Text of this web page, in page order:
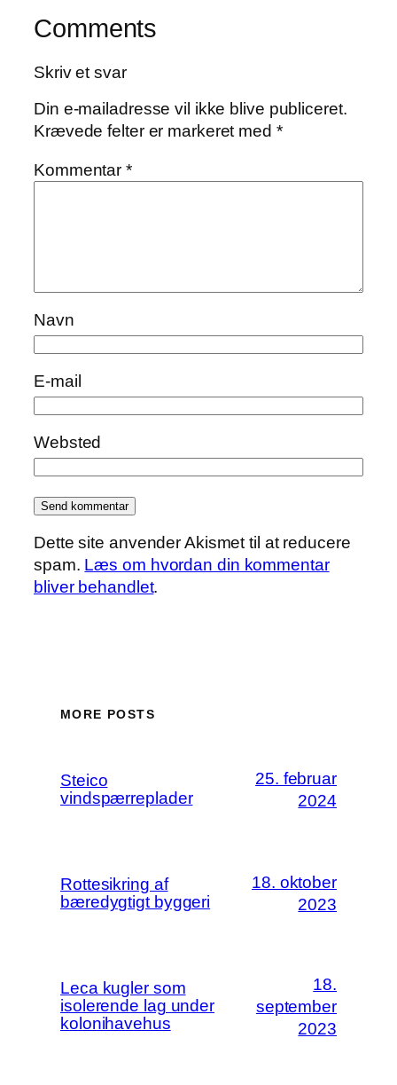
Comments
Skriv et svar
Din e-mailadresse vil ikke blive publiceret.
Krævede felter er markeret med *
Kommentar*
Navn
E-mail
Websted
Dette site anvender Akismet til at reducere
spam. Læs om hvordan din kommentar
bliver behandlet.
MORE POSTS
Steico
vindspærreplader
25. februar
2024
Rottesikring af
bæredygtigt byggeri
18. oktober
2023
Leca kugler som
isolerende lag under
kolonihavehus
18.
september
2023